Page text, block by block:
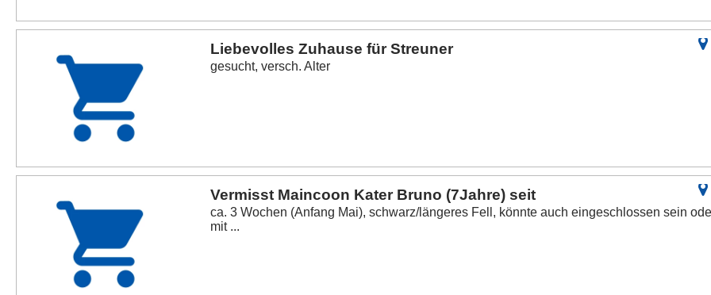
Liebevolles Zuhause für Streuner
gesucht, versch. Alter
Vermisst Maincoon Kater Bruno (7Jahre) seit
ca. 3 Wochen (Anfang Mai), schwarz/längeres Fell, könnte auch eingeschlossen sein
mit ...